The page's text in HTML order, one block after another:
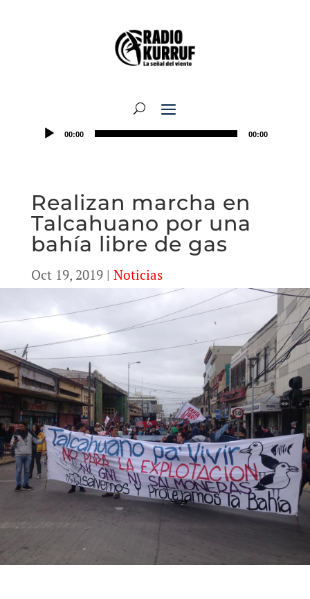
00:00 00:00
Realizan marcha en
Talcahuano por una
bahía libre de gas
Oct 19, 2019| Noticias